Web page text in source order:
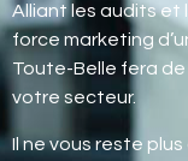
Alliant les audits et
force marketing
Toute-Belle fera
votre secteur.
Il ne vous reste